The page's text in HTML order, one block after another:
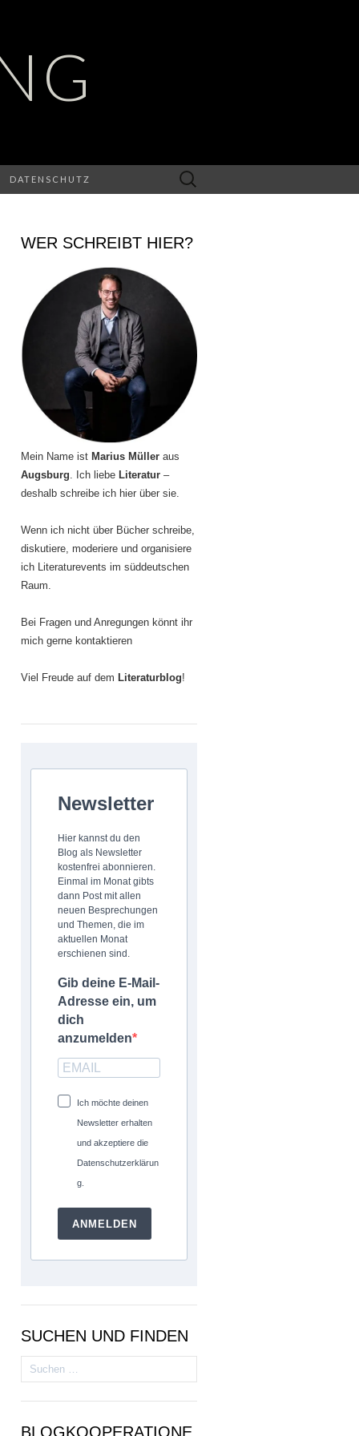
DATENSCHUTZ
Suchen
nach:
WER SCHREIBT HIER?
Mein Name ist Marius Müller aus
Augsburg. Ich liebe Literatur –
deshalb schreibe ich hier über sie.
Wenn ich nicht über Bücher schreibe,
diskutiere, moderiere und organisiere
ich Literaturevents im süddeutschen
Raum.
Bei Fragen und Anregungen könnt ihr
mich gerne kontaktieren
Viel Freude auf dem Literaturblog!
Newsletter
Hier kannst du den
Blog als Newsletter
kostenfrei abonnieren.
Einmal im Monat gibts
dann Post mit allen
neuen Besprechungen
und Themen, die im
aktuellen Monat
erschienen sind.
Gib deine E-Mail-
Adresse ein, um
dich
anzumelden
Ich möchte deinen
Newsletter erhalten
und akzeptiere die
Datenschutzerklärun
g.
ANMELDEN
SUCHEN UND FINDEN
Suchen
nach:
BLOGKOOPERATIONE